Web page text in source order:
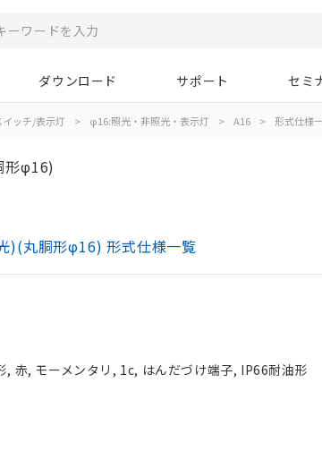
ダウンロード サポート セミ
ッチ/表示灯 > φ16:照光・非照光・表示灯 > A16 > 形式仕様
形φ16)
)(丸胴形φ16) 形式仕様一覧
赤, モーメンタリ, 1c, はんだづけ端子, IP66耐油形